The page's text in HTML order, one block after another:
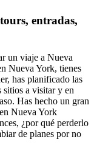
entradas,
un viaje a Nueva
Nueva York, tienes
has planificado las
sitios a visitar y en
Has hecho un gran
Nueva York
¿por qué perderlo
de planes por no